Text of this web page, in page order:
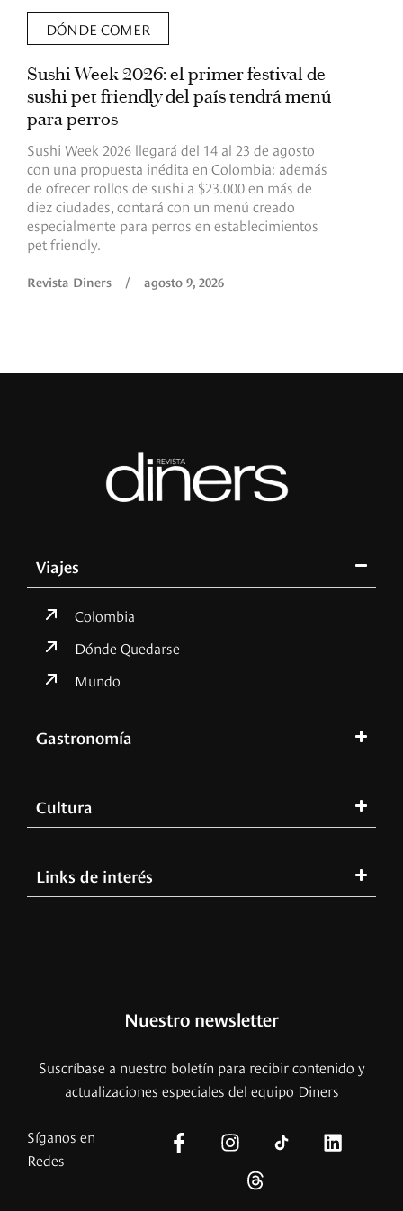
DÓNDE COMER
Sushi Week 2026: el primer festival de
sushi pet friendly del país tendrá menú
para perros
Sushi Week 2026 llegará del 14 al 23 de agosto
con una propuesta inédita en Colombia: además
de ofrecer rollos de sushi a $23.000 en más de
diez ciudades, contará con un menú creado
especialmente para perros en establecimientos
pet friendly.
Revista Diners / agosto 9, 2026
Viajes
Colombia
Dónde Quedarse
Mundo
Gastronomía
Cultura
Links de interés
Nuestro newsletter
Suscríbase a nuestro boletín para recibir contenido y
actualizaciones especiales del equipo Diners
Síganos en
Redes